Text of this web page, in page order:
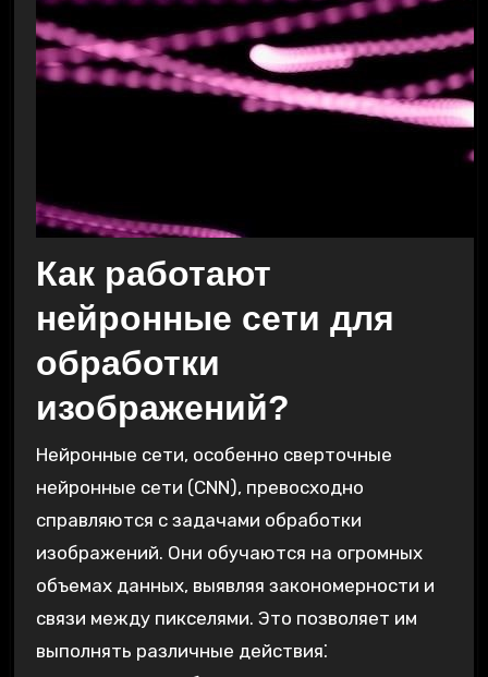
Как работают
нейронные сети для
обработки
изображений?
Нейронные сети, особенно сверточные
нейронные сети (CNN), превосходно
справляются с задачами обработки
изображений. Они обучаются на огромных
объемах данных, выявляя закономерности и
связи между пикселями. Это позволяет им
выполнять различные действия⁚